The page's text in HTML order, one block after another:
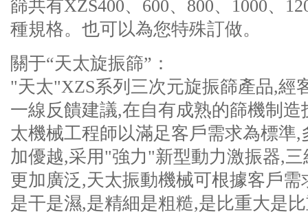
篩共有XZS400、600、800、1000、
種規格。也可以為您特殊訂做。
關于“天太旋振篩”：
"天太"XZS系列三次元旋振篩產品,經
一線反饋建議,在自有成熟的篩機制
太機械工程師以滿足客戶需求為標準
加優越,采用"強力"新型動力激振器,
更加廣泛,天太振動機械可根據客戶
是干是濕,是精細是粗糙,是比重大是